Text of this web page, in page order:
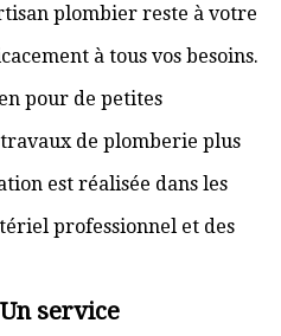
plombier reste à votre
à tous vos besoins.
pour de petites
de plomberie plus
est réalisée dans les
professionnel et des
service